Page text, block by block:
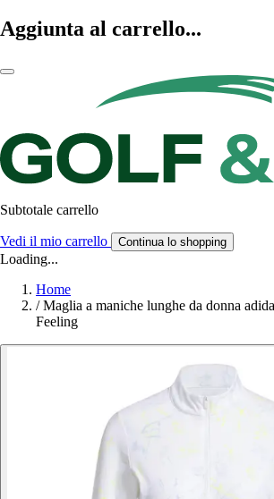
Aggiunta al carrello...
Subtotale carrello
Vedi il mio carrello Continua lo shopping
Loading...
Home
/ Maglia a maniche lunghe da donna
Feeling